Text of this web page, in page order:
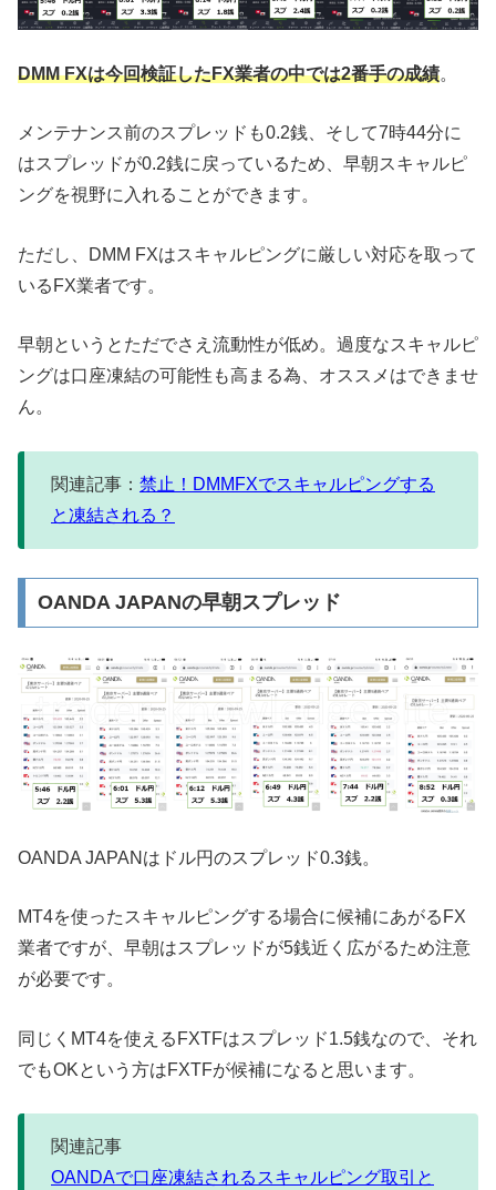
DMM FXは今回検証したFX業者の中では2番手の成績。
メンテナンス前のスプレッドも0.2銭、そして7時44分に
はスプレッドが0.2銭に戻っているため、早朝スキャルピ
ングを視野に入れることができます。
ただし、DMM FXはスキャルピングに厳しい対応を取って
いるFX業者です。
早朝というとただでさえ流動性が低め。過度なスキャルピ
ングは口座凍結の可能性も高まる為、オススメはできませ
ん。
関連記事： 禁止！DMMFXでスキャルピングする
と凍結される？
OANDA JAPANの早朝スプレッド
OANDA JAPANはドル円のスプレッド0.3銭。
MT4を使ったスキャルピングする場合に候補にあがるFX
業者ですが、早朝はスプレッドが5銭近く広がるため注意
が必要です。
同じくMT4を使えるFXTFはスプレッド1.5銭なので、それ
でもOKという方はFXTFが候補になると思います。
関連記事
OANDAで口座凍結されるスキャルピング取引と